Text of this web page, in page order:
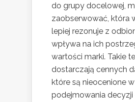
do grupy docelowej,
zaobserwować, która
lepiej rezonuje z
wpływa na ich
wartości marki. Takie
dostarczają cennych
które są nieocenione
podejmowania decyzji